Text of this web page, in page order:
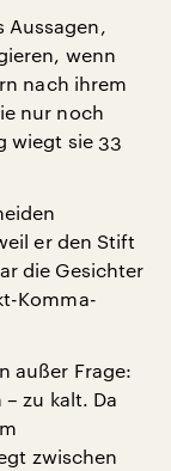
Aussagen,
wenn
nach ihrem
nur noch
wiegt sie 33
er den Stift
die Gesichter
Komma-
außer Frage:
zu kalt. Da
zwischen